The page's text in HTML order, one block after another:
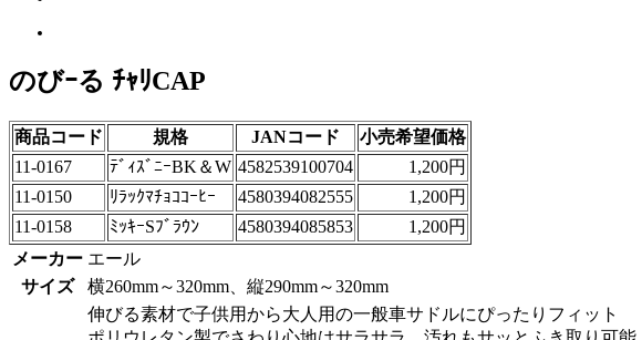
のびｰる ﾁｬﾘCAP
商品コード 規格 JANコード
小売希望価格
11-0167
ﾃﾞｨｽﾞﾆｰBK＆W 4582539100704
1,200円
11-0150
ﾘﾗｯｸﾏﾁｮｺｺｰﾋｰ 4580394082555
1,200円
11-0158
ﾐｯｷｰSﾌﾞﾗｳﾝ 4580394085853
1,200円
メーカー エール
サイズ
横260mm～320mm、縦290mm～320mm
伸びる素材で子供用から大人用の一般車サドルにぴったりフィット